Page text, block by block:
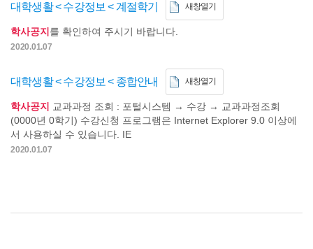
대학생활 < 수강정보 < 계절학기 새창열기
학사공지 를 확인하여 주시기 바랍니다.
2020.01.07
대학생활 < 수강정보 < 종합안내 새창열기
학사공지
교과과정 조회 : 포털시스템 → 수강 → 교과과정조회
(0000년 0학기) 수강신청 프로그램은 Internet Explorer 9.0 이상에
서 사용하실 수 있습니다. IE
2020.01.07